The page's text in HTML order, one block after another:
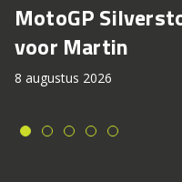
MotoGP
voor Martin
8 augustus 2026